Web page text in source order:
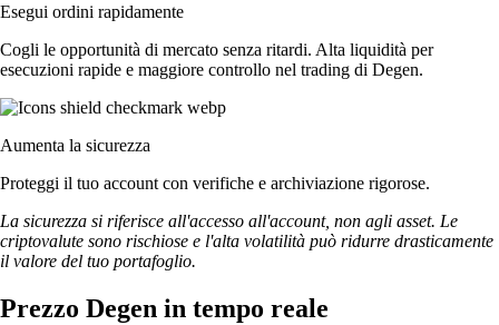
Esegui ordini rapidamente
Cogli le opportunità di mercato senza ritardi. Alta liquidità per
esecuzioni rapide e maggiore controllo nel trading di Degen.
Aumenta la sicurezza
Proteggi il tuo account con verifiche e archiviazione rigorose.
La sicurezza si riferisce all'accesso all'account, non agli asset. Le
criptovalute sono rischiose e l'alta volatilità può ridurre drasticamente
il valore del tuo portafoglio.
Prezzo Degen in tempo reale